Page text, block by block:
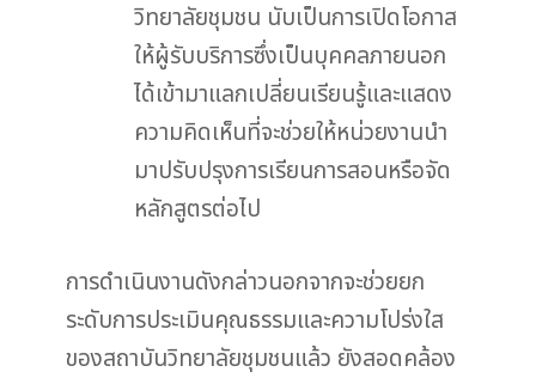
วิทยาลัยชุมชน นับเป็นการเปิดโอกาส
ให้ผู้รับบริการซึ่งเป็นบุคคลภายนอก
ได้เข้ามาแลกเปลี่ยนเรียนรู้และแสดง
ความคิดเห็นที่จะช่วยให้หน่วยงานนำ
มาปรับปรุงการเรียนการสอนหรือจัด
หลักสูตรต่อไป
การดำเนินงานดังกล่าวนอกจากจะช่วยยก
ระดับการประเมินคุณธรรมและความโปร่งใส
ของสถาบันวิทยาลัยชุมชนแล้ว ยังสอดคล้อง